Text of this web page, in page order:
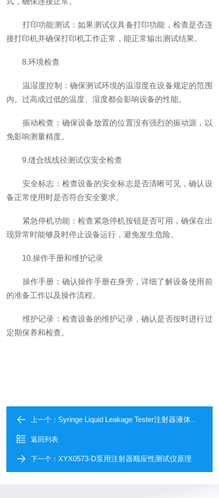
打印功能测试：如果测试仪具备打印功能，检查是否连
接打印机并确保打印机工作正常，能正常输出测试结果。
8.环境检查
温湿度控制：确保测试环境的温湿度在设备规定的范围
内。过高或过低的温度、湿度都会影响设备的性能。
振动检查：确保设备放置的位置没有强烈的振动源，以
免影响测量精度。
9.缝合线线径测试仪安全检查
安全标志：检查设备的安全标志是否清晰可见，确认设
备正常使用时是否符合安全要求。
紧急停机功能：检查紧急停机按钮是否可用，确保在出
现异常时能够及时停止设备运行，避免发生危险。
10.操作手册和维护记录
操作手册：确认操作手册在身旁，详细了解设备使用前
的准备工作以及操作流程。
维护记录：检查设备的维护记录，确认是否按时进行过
定期保养和检查。
上一个： Syringe Liquid Leakage Tester注射器液体泄漏测试仪选购推荐
返回列表
下一个： XYX0573-D泵用注射器顺应性测试仪原理